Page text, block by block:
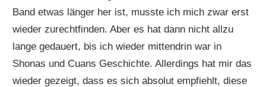
Band etwas länger her ist, musste ich mich zwar erst
wieder zurechtfinden. Aber es hat dann nicht allzu
lange gedauert, bis ich wieder mittendrin war in
Shonas und Cuans Geschichte. Allerdings hat mir das
wieder gezeigt, dass es sich absolut empfiehlt, diese